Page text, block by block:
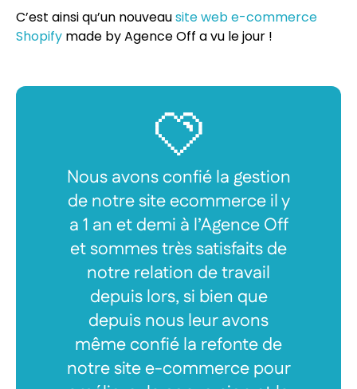
C’est ainsi qu’un nouveausite web e-commerce
Shopify made by Agence Off a vu le jour !
Nous avons confié la gestion
de notre site ecommerce il y
a 1 an et demi à l’Agence Off
et sommes très satisfaits de
notre relation de travail
depuis lors, si bien que
depuis nous leur avons
même confié la refonte de
notre site e-commerce pour